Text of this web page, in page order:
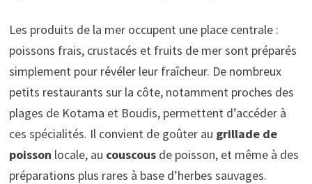
Les produits de la mer occupent une place centrale :
poissons frais, crustacés et fruits de mer sont préparés
simplement pour révéler leur fraîcheur. De nombreux
petits restaurants sur la côte, notamment proches des
plages de Kotama et Boudis, permettent d’accéder à
ces spécialités. Il convient de goûter au grillade de
poisson locale, au couscousde poisson, et même à des
préparations plus rares à base d’herbes sauvages.